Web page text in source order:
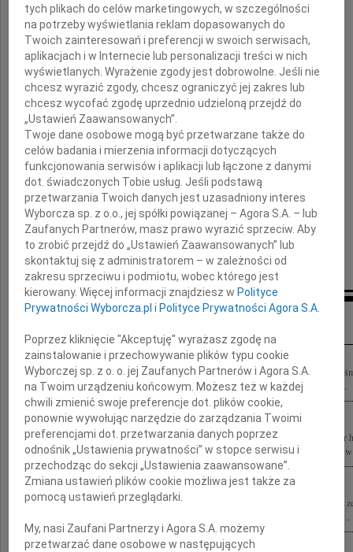
Rodzinom
i
Współpracownikom
składamy
wyrazy głębokiego współczucia
Marek Tryzybowicz
z zespołem BOSE INTERNATIONAL
Inne kondolencje
Z wielkim żalem i poczuciem ogromnej straty przyjęliśmy wiadomość o tragicznej
Kuryłowicza oraz mgr. inż. arch. Jacka Syropolskiego Rodzinie i Bliskim wyrazy...
Z prawdziwym smutkiem przyjęliśmy wiadomość o tragicznej śmierci Profesora dr
inż. arch. Jacka Syropolskiego Wszystkie wybitne projekty na długo zapadną nam
"Ona przychodzi chytrze Bez ostrzeżeń i gróźb. Krzyczy pękniętą liną, Kamieniem
tych plikach do celów marketingowych, w szczególności
na potrzeby wyświetlania reklam dopasowanych do
Twoich zainteresowań i preferencji w swoich serwisach,
aplikacjach i w Internecie lub personalizacji treści w nich
wyświetlanych. Wyrażenie zgody jest dobrowolne. Jeśli nie
chcesz wyrazić zgody, chcesz ograniczyć jej zakres lub
chcesz wycofać zgodę uprzednio udzieloną przejdź do
„Ustawień Zaawansowanych”.
Twoje dane osobowe mogą być przetwarzane także do
celów badania i mierzenia informacji dotyczących
funkcjonowania serwisów i aplikacji lub łączone z danymi
dot. świadczonych Tobie usług. Jeśli podstawą
przetwarzania Twoich danych jest uzasadniony interes
Wyborcza sp. z o.o., jej spółki powiązanej – Agora S.A. – lub
Zaufanych Partnerów, masz prawo wyrazić sprzeciw. Aby
to zrobić przejdź do „Ustawień Zaawansowanych” lub
skontaktuj się z administratorem – w zależności od
zakresu sprzeciwu i podmiotu, wobec którego jest
kierowany. Więcej informacji znajdziesz wPolityce
Prywatności Wyborcza.pl iPolityce Prywatności Agora S.A.
Poprzez kliknięcie "Akceptuję" wyrażasz zgodę na
zainstalowanie i przechowywanie plików typu cookie
Wyborczej sp. z o. o. jej Zaufanych Partnerów i Agora S.A.
na Twoim urządzeniu końcowym. Możesz też w każdej
chwili zmienić swoje preferencje dot. plików cookie,
ponownie wywołując narzędzie do zarządzania Twoimi
preferencjami dot. przetwarzania danych poprzez
odnośnik „Ustawienia prywatności” w stopce serwisu i
przechodząc do sekcji „Ustawienia zaawansowane”.
Zmiana ustawień plików cookie możliwa jest także za
pomocą ustawień przeglądarki.
My, nasi Zaufani Partnerzy i Agora S.A. możemy
przetwarzać dane osobowe w następujących